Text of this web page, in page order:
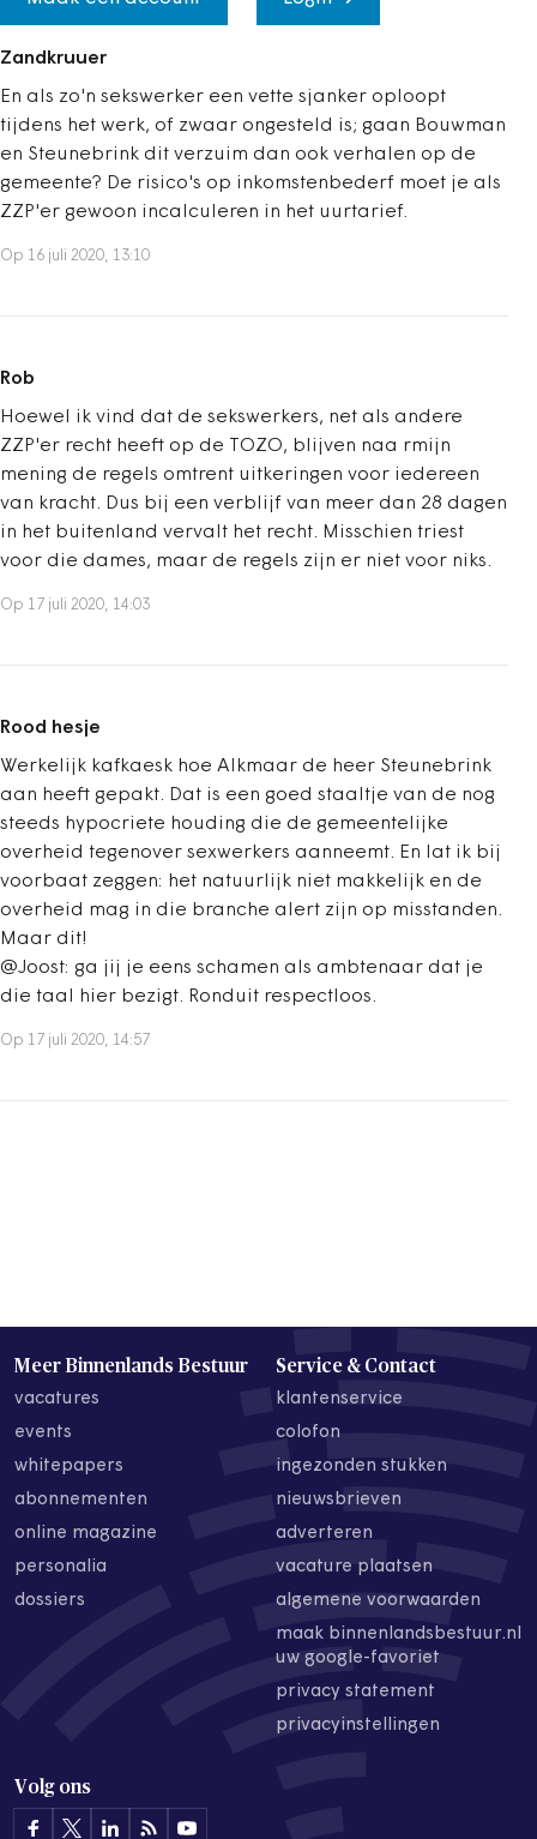
Zandkruuer
En als zo'n sekswerker een vette sjanker oploopt
tijdens het werk, of zwaar ongesteld is; gaan Bouwman
en Steunebrink dit verzuim dan ook verhalen op de
gemeente? De risico's op inkomstenbederf moet je als
ZZP'er gewoon incalculeren in het uurtarief.
Op 16 juli 2020, 13:10
Rob
Hoewel ik vind dat de sekswerkers, net als andere
ZZP'er recht heeft op de TOZO, blijven naa rmijn
mening de regels omtrent uitkeringen voor iedereen
van kracht. Dus bij een verblijf van meer dan 28 dagen
in het buitenland vervalt het recht. Misschien triest
voor die dames, maar de regels zijn er niet voor niks.
Op 17 juli 2020, 14:03
Rood hesje
Werkelijk kafkaesk hoe Alkmaar de heer Steunebrink
aan heeft gepakt. Dat is een goed staaltje van de nog
steeds hypocriete houding die de gemeentelijke
overheid tegenover sexwerkers aanneemt. En lat ik bij
voorbaat zeggen: het natuurlijk niet makkelijk en de
overheid mag in die branche alert zijn op misstanden.
Maar dit!
@Joost: ga jij je eens schamen als ambtenaar dat je
die taal hier bezigt. Ronduit respectloos.
Op 17 juli 2020, 14:57
Meer Binnenlands Bestuur
vacatures
events
whitepapers
abonnementen
online magazine
personalia
dossiers
Service & Contact
klantenservice
colofon
ingezonden stukken
nieuwsbrieven
adverteren
vacature plaatsen
algemene voorwaarden
maak binnenlandsbestuur.nl
uw google-favoriet
privacy statement
privacyinstellingen
Volg ons